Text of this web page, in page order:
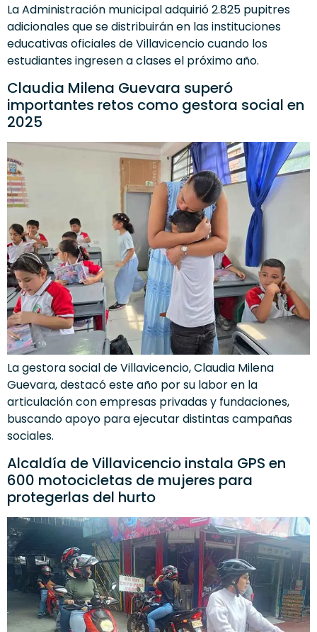
La Administración municipal adquirió 2.825 pupitres
adicionales que se distribuirán en las instituciones
educativas oficiales de Villavicencio cuando los
estudiantes ingresen a clases el próximo año.
Claudia Milena Guevara superó
importantes retos como gestora social en
2025
La gestora social de Villavicencio, Claudia Milena
Guevara, destacó este año por su labor en la
articulación con empresas privadas y fundaciones,
buscando apoyo para ejecutar distintas campañas
sociales.
Alcaldía de Villavicencio instala GPS en
600 motocicletas de mujeres para
protegerlas del hurto